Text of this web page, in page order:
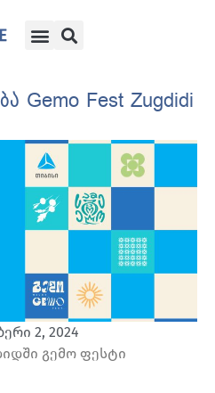
Gemo Fest Zugdidi
2, 2024
გემო ფესტი